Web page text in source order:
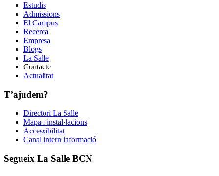
Estudis
Admissions
El Campus
Recerca
Empresa
Blogs
La Salle
Contacte
Actualitat
T’ajudem?
Directori La Salle
Mapa i instal·lacions
Accessibilitat
Canal intern informació
Segueix La Salle BCN